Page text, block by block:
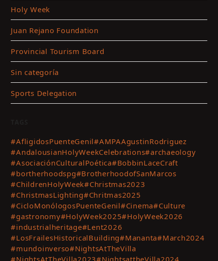
Holy Week
Juan Rejano Foundation
Provincial Tourism Board
Sin categoría
Sports Delegation
#AfligidosPuenteGenil#AMPAAgustinRodriguez
#AndalousianHolyWeekCelebrations#archaeology
#AsociaciónCulturalPoética#BobbinLaceCraft
#bortherhoodspg#BrotherhoodofSanMarcos
#ChildrenHolyWeek#Christmas2023
#ChristmasLighting#Chritmas2025
#CicloMonólogosPuenteGenil#Cinema#Culture
#gastronomy#HolyWeek2025#HolyWeek2026
#industrialheritage#Lent2026
#LosFrailesHistoricalBuilding#Mananta#March2024
#mundoinverso#NightsAtTheVilla
#NightsAtTheVilla2023#NightsattheVilla2024